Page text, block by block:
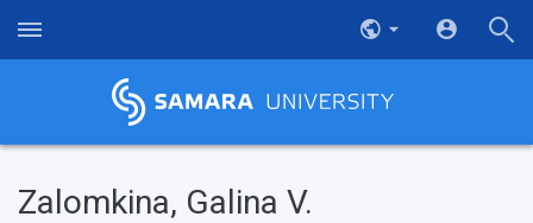
Zalomkina, Galina V.